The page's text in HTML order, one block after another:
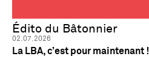
Édito du Bâtonnier
02.07.2026
La LBA, c’est pour maintenant !